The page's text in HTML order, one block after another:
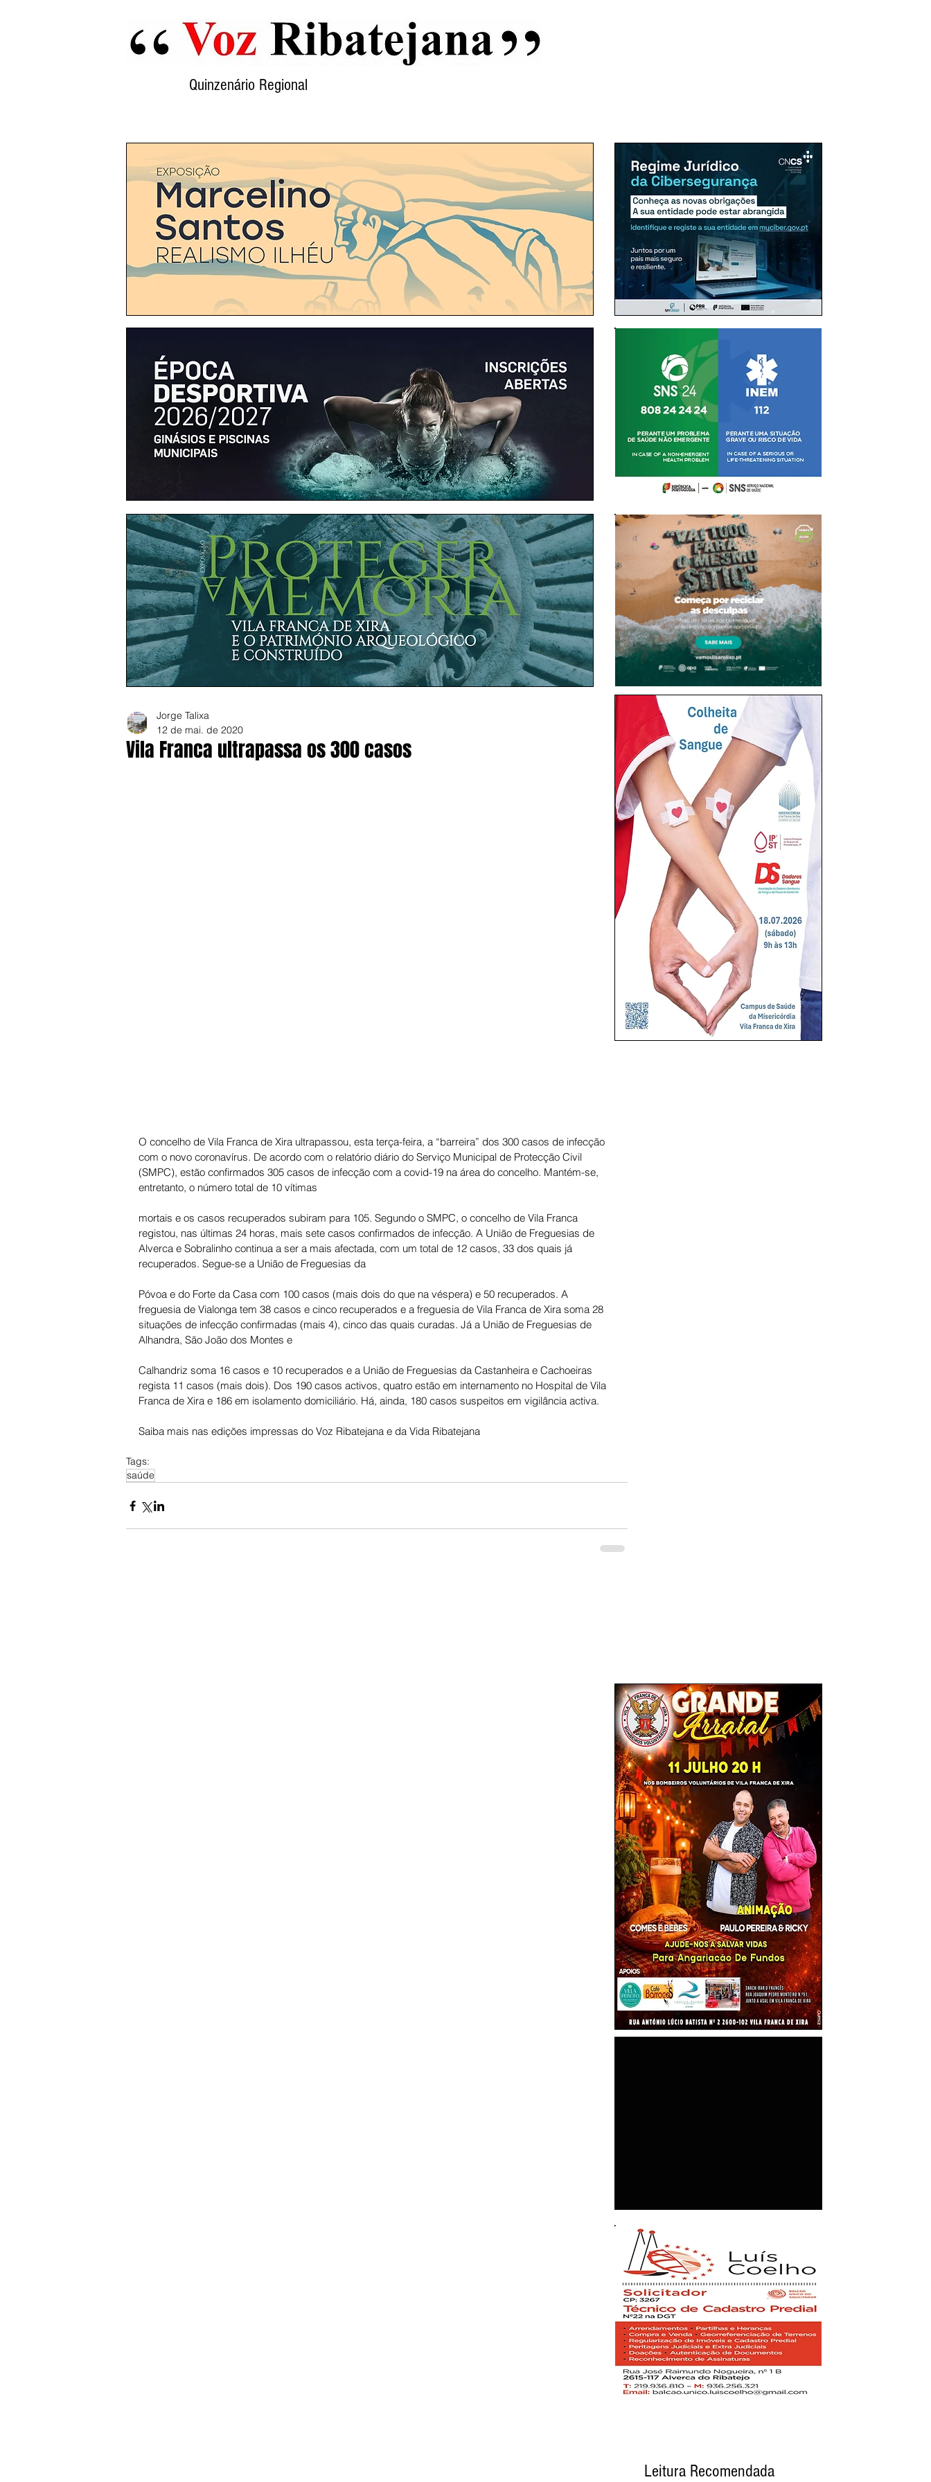
Quinzenário Regional
Vila Franca ultrapassa os 300 casos
Jorge Talixa
12 de mai. de 2020
O concelho de Vila Franca de Xira ultrapassou, esta terça-feira, a “barreira” dos 300 casos de infecção
com o novo coronavírus. De acordo com o relatório diário do Serviço Municipal de Protecção Civil
(SMPC), estão confirmados 305 casos de infecção com a covid-19 na área do concelho. Mantém-se,
entretanto, o número total de 10 vítimas
mortais e os casos recuperados subiram para 105. Segundo o SMPC, o concelho de Vila Franca
registou, nas últimas 24 horas, mais sete casos confirmados de infecção. A União de Freguesias de
Alverca e Sobralinho continua a ser a mais afectada, com um total de 12 casos, 33 dos quais já
recuperados. Segue-se a União de Freguesias da
Póvoa e do Forte da Casa com 100 casos (mais dois do que na véspera) e 50 recuperados. A
freguesia de Vialonga tem 38 casos e cinco recuperados e a freguesia de Vila Franca de Xira soma 28
situações de infecção confirmadas (mais 4), cinco das quais curadas. Já a União de Freguesias de
Alhandra, São João dos Montes e
Calhandriz soma 16 casos e 10 recuperados e a União de Freguesias da Castanheira e Cachoeiras
regista 11 casos (mais dois). Dos 190 casos activos, quatro estão em internamento no Hospital de Vila
Franca de Xira e 186 em isolamento domiciliário. Há, ainda, 180 casos suspeitos em vigilância activa.
Saiba mais nas edições impressas do Voz Ribatejana e da Vida Ribatejana
Tags:
saúde
Leitura Recomendada